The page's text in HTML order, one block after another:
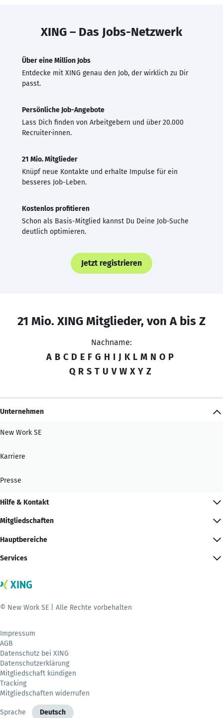
XING – Das Jobs-Netzwerk
Über eine Million Jobs
Entdecke mit XING genau den Job, der wirklich zu Dir
passt.
Persönliche Job-Angebote
Lass Dich finden von Arbeitgebern und über 20.000
Recruiter·innen.
21 Mio. Mitglieder
Knüpf neue Kontakte und erhalte Impulse für ein
besseres Job-Leben.
Kostenlos profitieren
Schon als Basis-Mitglied kannst Du Deine Job-Suche
deutlich optimieren.
Jetzt registrieren
21 Mio. XING Mitglieder, von A bis Z
Nachname:
A B C D E F G H I J K L M N O P
Q R S T U V W X Y Z
Unternehmen
New Work SE
Karriere
Presse
Hilfe & Kontakt
Mitgliedschaften
Hauptbereiche
Services
© New Work SE | Alle Rechte vorbehalten
Impressum
AGB
Datenschutz bei XING
Datenschutzerklärung
Mitgliedschaft kündigen
Tracking
Mitgliedschaften widerrufen
Sprache Deutsch